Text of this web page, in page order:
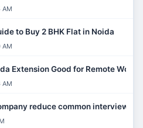
AM
to Buy 2 BHK Flat in Noida
AM
Extension Good for Remote Work?
AM
reduce common interview